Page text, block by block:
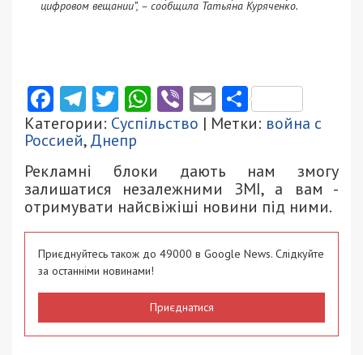
цифровом вещании”, – сообщила Татьяна Куряченко.
Facebook
Telegram
Twitter
WhatsApp
ViberEmail
Категории: Суспільство | Метки: война с
Россией,Днепр
Рекламні блоки дають нам змогу
залишатися незалежними ЗМІ, а вам -
отримувати найсвіжіші новини під ними.
Приєднуйтесь також до 49000 в Google News. Слідкуйте
за останніми новинами!
Приєднатися